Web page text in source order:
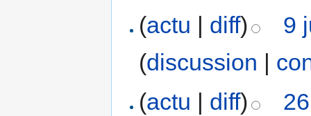
(actu | diff)
9
(discussion |
(actu | diff)